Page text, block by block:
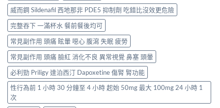
威而鋼 Sildenafil 西地那非 PDE5 抑制劑 吃錯比沒效更危險
完整吞下 一滿杯水 餐前餐後均可
常見副作用 頭痛 眩暈 噁心 腹瀉 失眠 疲勞
常見副作用 頭痛 臉紅 消化不良 異常視覺 鼻塞 頭暈
必利勁 Priligy 達泊西汀 Dapoxetine 傷腎 腎功能
性行為前 1 小時 30 分鐘至 4 小時 起始 50mg 最大 100mg 24 小時 1
次